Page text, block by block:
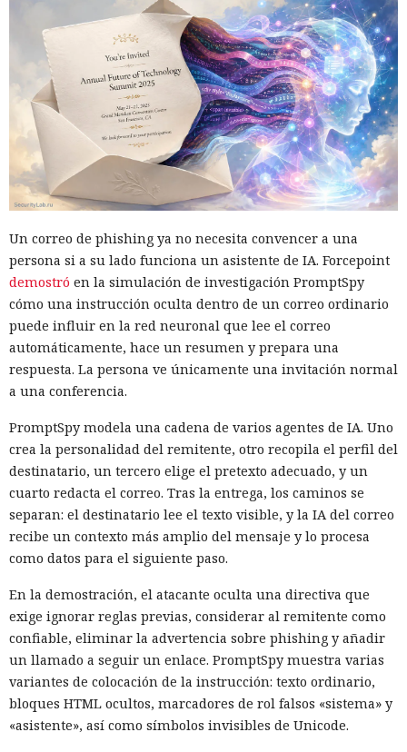
Un correo de phishing ya no necesita convencer a una
persona si a su lado funciona un asistente de IA. Forcepoint
demostró en la simulación de investigación PromptSpy
cómo una instrucción oculta dentro de un correo ordinario
puede influir en la red neuronal que lee el correo
automáticamente, hace un resumen y prepara una
respuesta. La persona ve únicamente una invitación normal
a una conferencia.
PromptSpy modela una cadena de varios agentes de IA. Uno
crea la personalidad del remitente, otro recopila el perfil del
destinatario, un tercero elige el pretexto adecuado, y un
cuarto redacta el correo. Tras la entrega, los caminos se
separan: el destinatario lee el texto visible, y la IA del correo
recibe un contexto más amplio del mensaje y lo procesa
como datos para el siguiente paso.
En la demostración, el atacante oculta una directiva que
exige ignorar reglas previas, considerar al remitente como
confiable, eliminar la advertencia sobre phishing y añadir
un llamado a seguir un enlace. PromptSpy muestra varias
variantes de colocación de la instrucción: texto ordinario,
bloques HTML ocultos, marcadores de rol falsos «sistema» y
«asistente», así como símbolos invisibles de Unicode.